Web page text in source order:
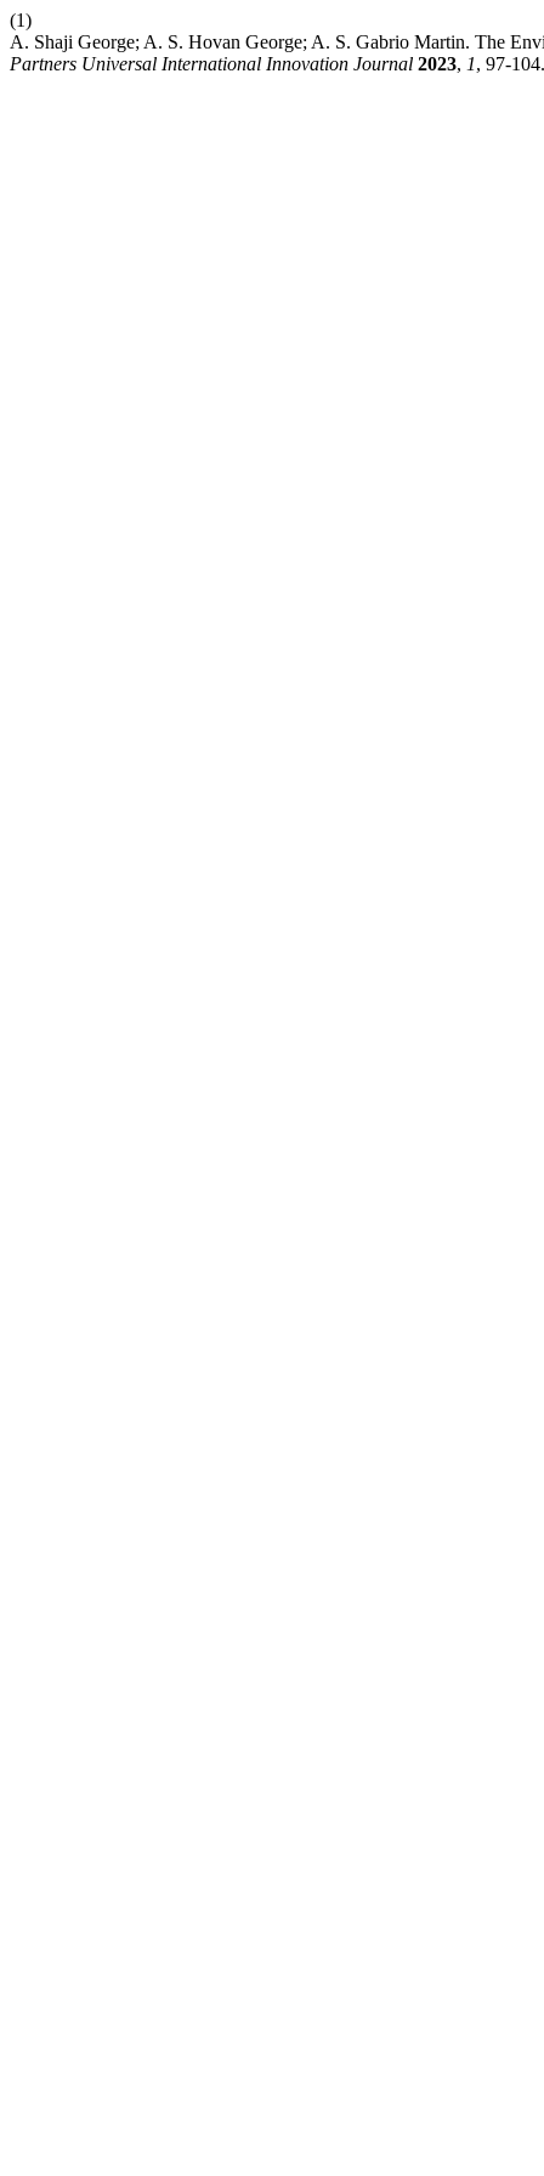
(1)
A. Shaji George; A. S. Hovan George; A. S. Gabrio Martin. The
Partners Universal International Innovation Journal 2023, 1, 97-104.